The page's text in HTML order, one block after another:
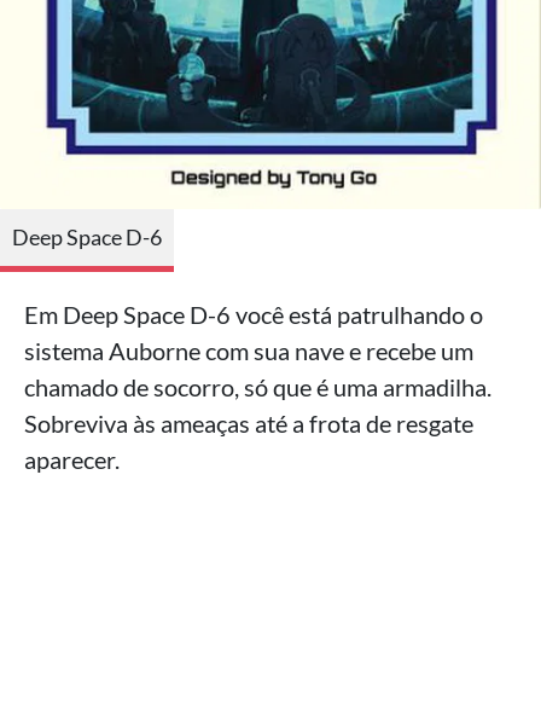
Deep Space D-6
Em Deep Space D-6 você está patrulhando o
sistema Auborne com sua nave e recebe um
chamado de socorro, só que é uma armadilha.
Sobreviva às ameaças até a frota de resgate
aparecer.